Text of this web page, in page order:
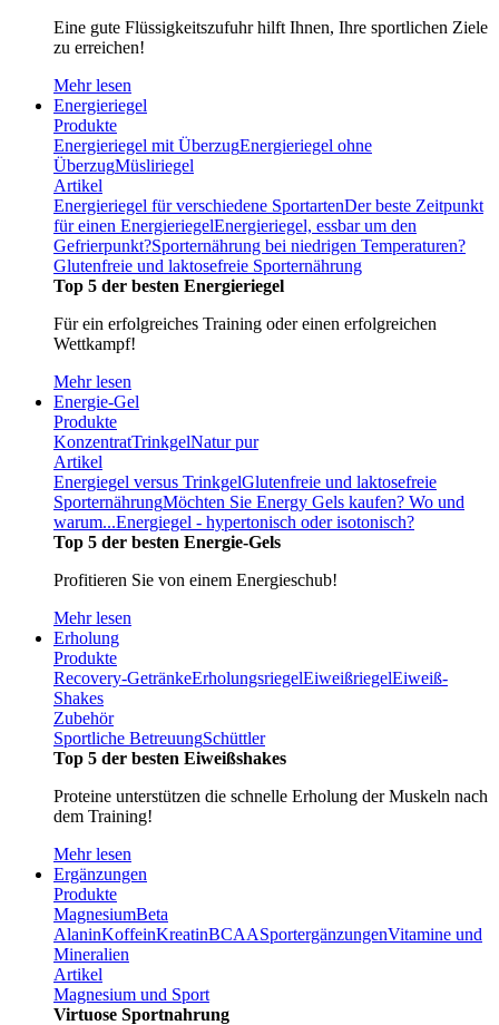
Eine gute Flüssigkeitszufuhr hilft Ihnen, Ihre sportlichen Ziele
zu erreichen!
Mehr lesen
Energieriegel
Produkte
Energieriegel mit ÜberzugEnergieriegel ohne
ÜberzugMüsliriegel
Artikel
Energieriegel für verschiedene SportartenDer beste Zeitpunkt
für einen EnergieriegelEnergieriegel, essbar um den
Gefrierpunkt?Sporternährung bei niedrigen Temperaturen?
Glutenfreie und laktosefreie Sporternährung
Top 5 der besten Energieriegel
Für ein erfolgreiches Training oder einen erfolgreichen
Wettkampf!
Mehr lesen
Energie-Gel
Produkte
KonzentratTrinkgelNatur pur
Artikel
Energiegel versus TrinkgelGlutenfreie und laktosefreie
SporternährungMöchten Sie Energy Gels kaufen? Wo und
warum...Energiegel - hypertonisch oder isotonisch?
Top 5 der besten Energie-Gels
Profitieren Sie von einem Energieschub!
Mehr lesen
Erholung
Produkte
Recovery-GetränkeErholungsriegelEiweißriegelEiweiß-
Shakes
Zubehör
Sportliche BetreuungSchüttler
Top 5 der besten Eiweißshakes
Proteine unterstützen die schnelle Erholung der Muskeln nach
dem Training!
Mehr lesen
Ergänzungen
Produkte
MagnesiumBeta
AlaninKoffeinKreatinBCAASportergänzungenVitamine und
Mineralien
Artikel
Magnesium und Sport
Virtuose Sportnahrung